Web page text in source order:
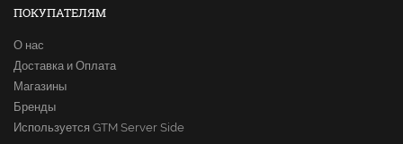
ПОКУПАТЕЛЯМ
О нас
Доставка и Оплата
Магазины
Бренды
Используется GTM Server Side